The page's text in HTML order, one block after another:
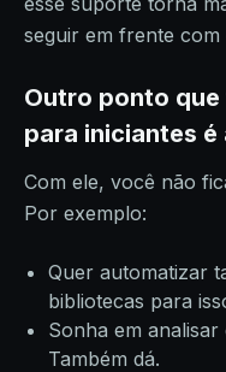
seguir em frente com
Outro ponto
para iniciantes
Com ele, você não
Por exemplo:
Quer automatizar
bibliotecas para
Sonha em
Também dá.